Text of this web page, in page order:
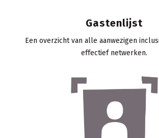
Gastenlijst
Een overzicht van alle aanwezigen
effectief netwerken.